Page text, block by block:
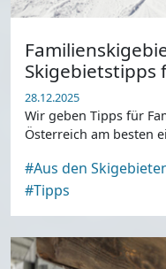
Skigebietstipps
28.12.2025
Wir geben Tipps für
Österreich am besten
#Aus den
#Tipps